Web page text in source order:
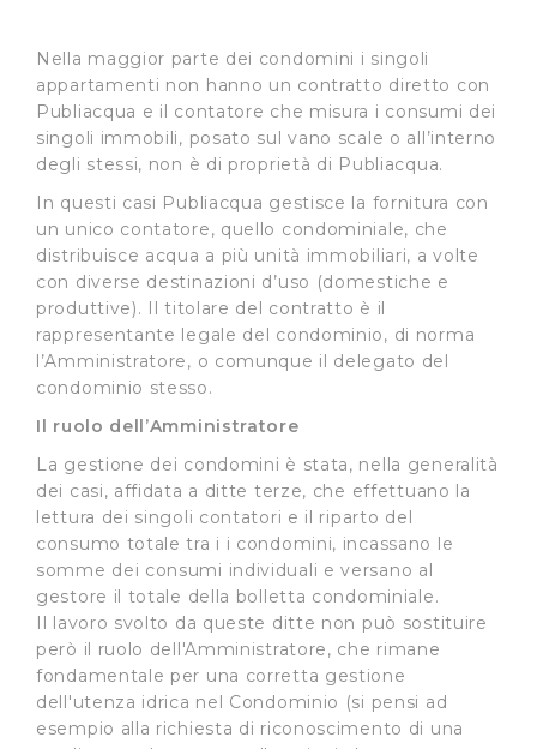
Nella maggior parte dei condomini i singoli
appartamenti non hanno un contratto diretto con
Publiacqua e il contatore che misura i consumi dei
singoli immobili, posato sul vano scale o all’interno
degli stessi, non è di proprietà di Publiacqua.
In questi casi Publiacqua gestisce la fornitura con
un unico contatore, quello condominiale, che
distribuisce acqua a più unità immobiliari, a volte
con diverse destinazioni d’uso (domestiche e
produttive). Il titolare del contratto è il
rappresentante legale del condominio, di norma
l’Amministratore, o comunque il delegato del
condominio stesso.
Il ruolo dell’Amministratore
La gestione dei condomini è stata, nella generalità
dei casi, affidata a ditte terze, che effettuano la
lettura dei singoli contatori e il riparto del
consumo totale tra i i condomini, incassano le
somme dei consumi individuali e versano al
gestore il totale della bolletta condominiale.
Il lavoro svolto da queste ditte non può sostituire
però il ruolo dell'Amministratore, che rimane
fondamentale per una corretta gestione
dell'utenza idrica nel Condominio (si pensi ad
esempio alla richiesta di riconoscimento di una